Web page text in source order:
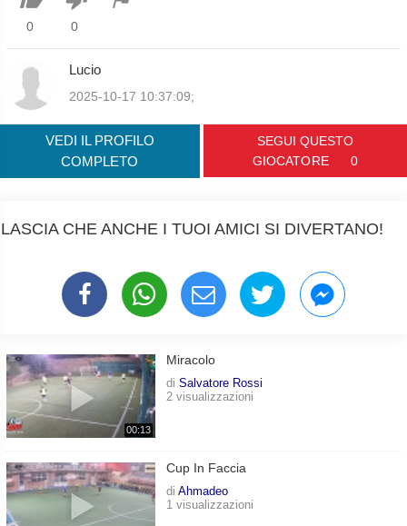
0 0
Lucio
2025-10-17 10:37:09;
VEDI IL PROFILO
COMPLETO
SEGUI QUESTO
GIOCATORE
0
LASCIA CHE ANCHE I TUOI AMICI SI DIVERTANO!
00:13
Miracolo
di Salvatore Rossi
2 visualizzazioni
Cup In Faccia
di Ahmadeo
1 visualizzazioni